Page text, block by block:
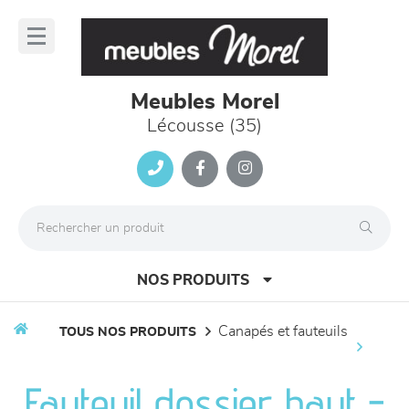
Meubles Morel
Lécousse (35)
NOS PRODUITS
TOUS NOS PRODUITS canapés et fauteuils